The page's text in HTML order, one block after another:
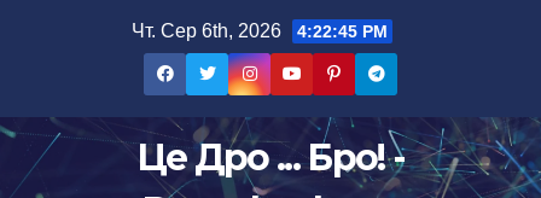
Чт. Сер 6th, 2026 4:22:46 PM
Це Дро ... Бро! -